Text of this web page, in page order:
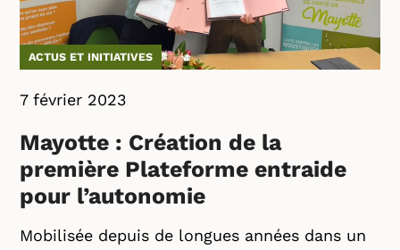
ACTUS ET INITIATIVES
7 février 2023
Mayotte : Création de la
première Plateforme entraide
pour l’autonomie
Mobilisée depuis de longues années dans un